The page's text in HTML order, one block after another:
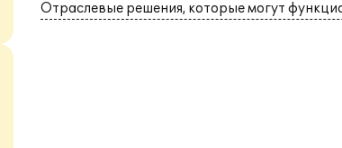
Отраслевые решения, которые могут